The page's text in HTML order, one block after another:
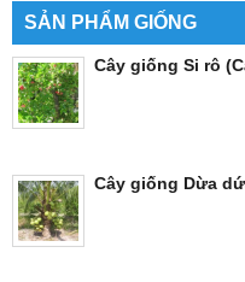
SẢN PHẨM GIỐNG
Cây giống Si rô
Cây giống Dừa